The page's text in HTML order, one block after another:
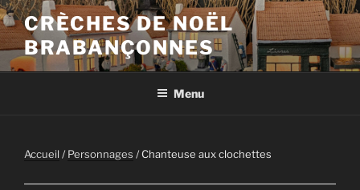
Aller
au
contenu
principal
CRÈCHES DE NOËL
BRABANÇONNES
Menu
Accueil /Personnages / Chanteuse aux clochettes